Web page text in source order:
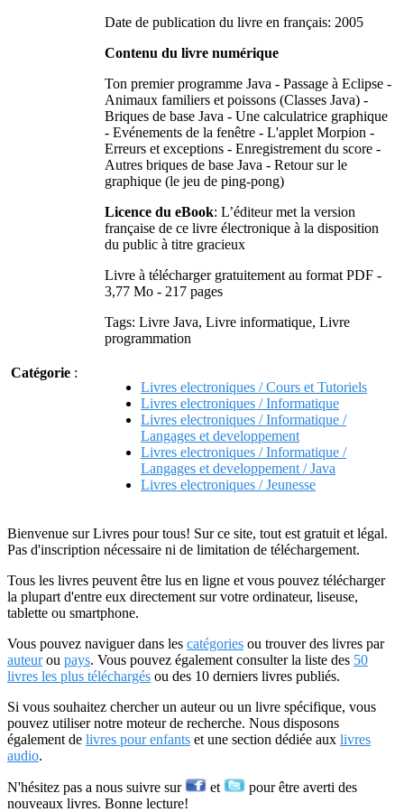
Date de publication du livre en français: 2005
Contenu du livre numérique
Ton premier programme Java - Passage à Eclipse -
Animaux familiers et poissons (Classes Java) -
Briques de base Java - Une calculatrice graphique
- Evénements de la fenêtre - L'applet Morpion -
Erreurs et exceptions - Enregistrement du score -
Autres briques de base Java - Retour sur le
graphique (le jeu de ping-pong)
Licence du eBook: L’éditeur met la version
française de ce livre électronique à la disposition
du public à titre gracieux
Livre à télécharger gratuitement au format PDF -
3,77 Mo - 217 pages
Tags: Livre Java, Livre informatique, Livre
programmation
Catégorie :
Livres electroniques / Cours et Tutoriels
Livres electroniques / Informatique
Livres electroniques / Informatique /
Langages et developpement
Livres electroniques / Informatique /
Langages et developpement / Java
Livres electroniques / Jeunesse
Bienvenue sur Livres pour tous! Sur ce site, tout est gratuit et légal.
Pas d'inscription nécessaire ni de limitation de téléchargement.
Tous les livres peuvent être lus en ligne et vous pouvez télécharger
la plupart d'entre eux directement sur votre ordinateur, liseuse,
tablette ou smartphone.
Vous pouvez naviguer dans les catégories ou trouver des livres par
auteurou pays. Vous pouvez également consulter la liste des 50
livres les plus téléchargés ou des 10 derniers livres publiés.
Si vous souhaitez chercher un auteur ou un livre spécifique, vous
pouvez utiliser notre moteur de recherche. Nous disposons
également de livres pour enfants et une section dédiée aux livres
audio.
N'hésitez pas a nous suivre sur et
pour être averti des
nouveaux livres. Bonne lecture!